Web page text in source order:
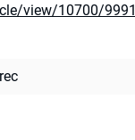
view/10700/9991
rec